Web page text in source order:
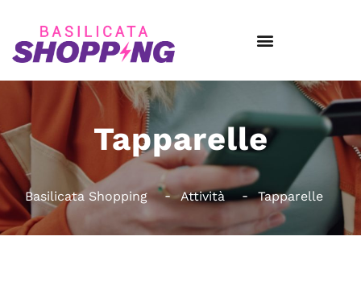
Tapparelle
Basilicata Shopping Attività Tapparelle